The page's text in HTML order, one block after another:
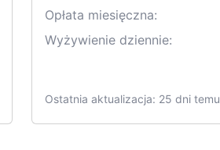
Opłata miesięczna:
Wyżywienie dziennie:
Ostatnia aktualizacja: 25 dni temu